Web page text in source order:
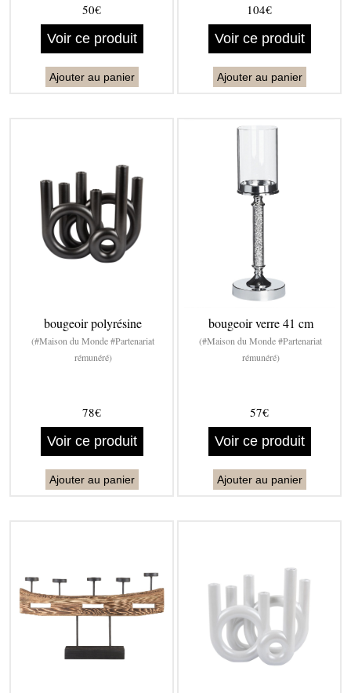
50€
Voir ce produit
Ajouter au panier
104€
Voir ce produit
Ajouter au panier
bougeoir polyrésine
(#Maison du Monde #Partenariat
rémunéré)
78€
Voir ce produit
Ajouter au panier
bougeoir verre 41 cm
(#Maison du Monde #Partenariat
rémunéré)
57€
Voir ce produit
Ajouter au panier